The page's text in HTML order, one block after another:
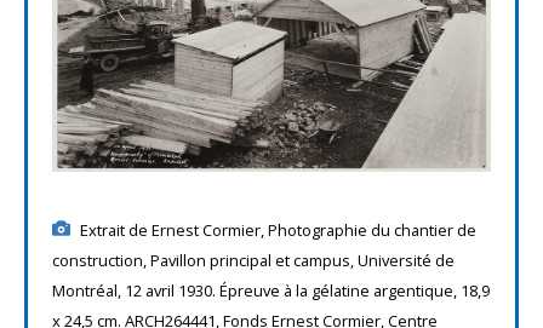
Extrait de Ernest Cormier, Photographie du chantier de
construction, Pavillon principal et campus, Université de
Montréal, 12 avril 1930. Épreuve à la gélatine argentique, 18,9
x 24,5 cm. ARCH264441, Fonds Ernest Cormier, Centre